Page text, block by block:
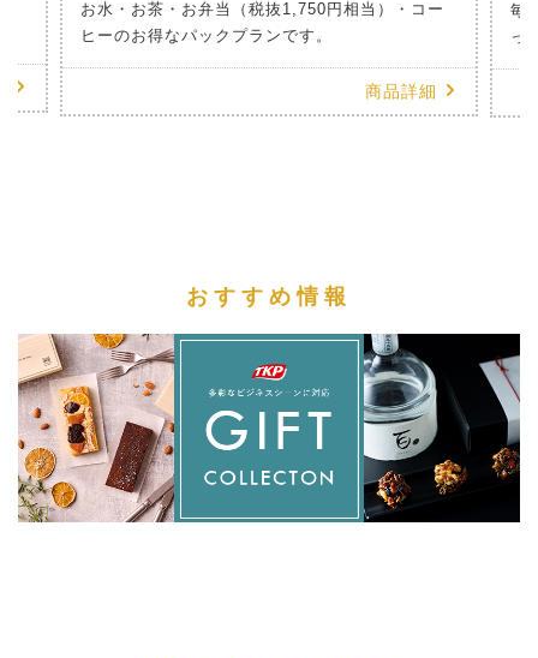
お水・お茶・お弁当（税抜1,750円相当）・コー
ヒーのお得なパックプランです。
商品詳細
毎
っ
おすすめ情報